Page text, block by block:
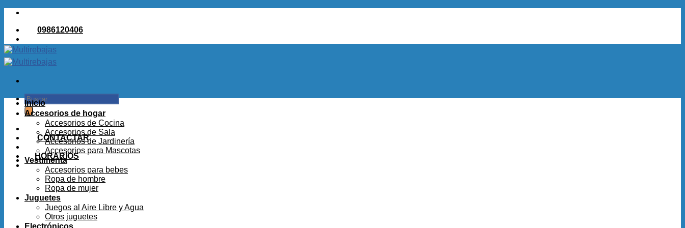
Saltar
contenido0986120406
Buscar
por:
CONTACTAR
HORARIOS
Inicio
Accesorios de hogar
Accesorios de Cocina
Accesorios de Sala
Accesorios de Jardinería
Accesorios para Mascotas
Vestimenta
Accesorios para bebes
Ropa de hombre
Ropa de mujer
Juguetes
Juegos al Aire Libre y Agua
Otros juguetes
Electrónicos